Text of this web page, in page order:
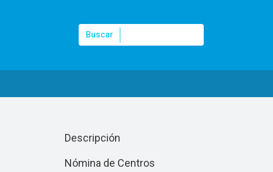
Buscar
Buscar
Programa de Alimentación Escolar
Descripción
Nómina de Centros